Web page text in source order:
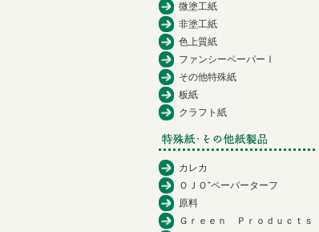
微塗工紙
非塗工紙
色上質紙
ファンシーペーパーⅠ
その他特殊紙
板紙
クラフト紙
カレカ
ＯＪＯ⁺ペーパーターフ
原料
Ｇｒｅｅｎ Ｐｒｏｄｕｃｔｓ